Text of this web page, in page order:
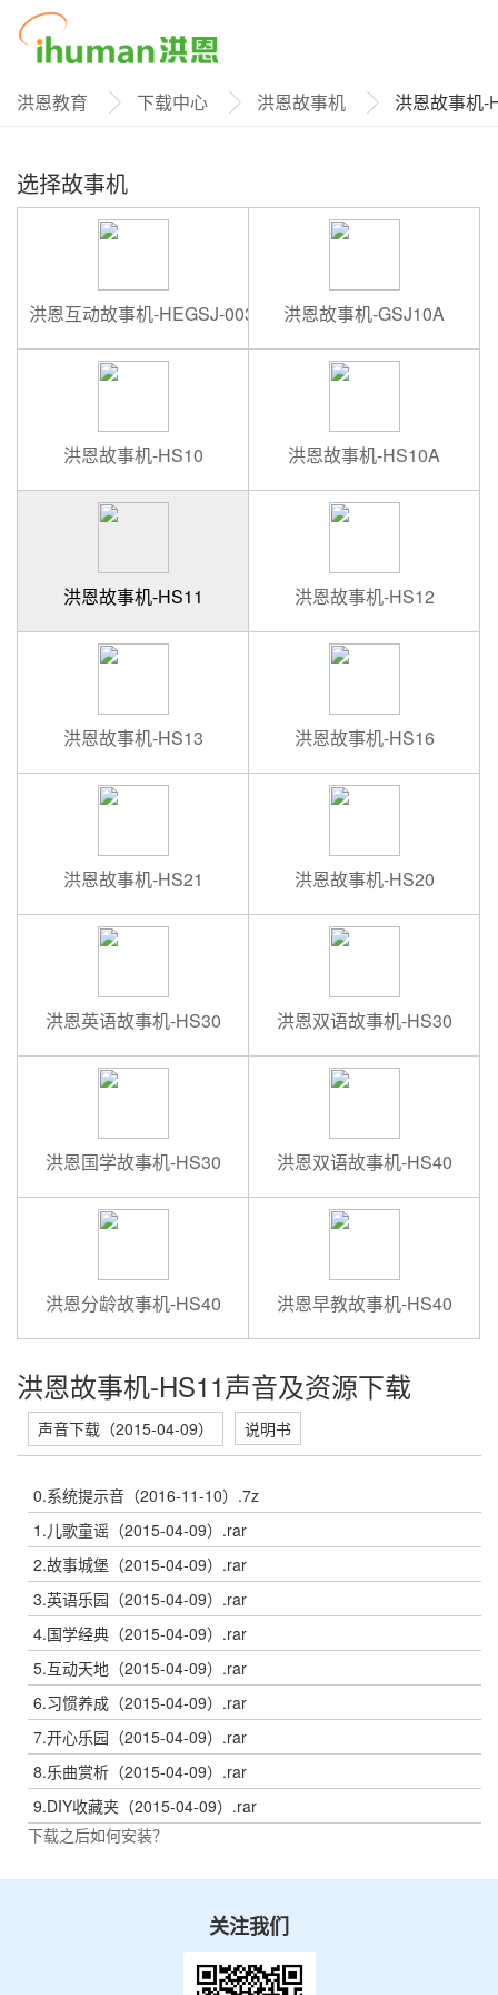
洪恩教育 下载中心 洪恩故事机 洪恩故事机-
选择故事机
洪恩互动故事机-HEGSJ-003 洪恩故事机-GSJ10A
洪恩故事机-HS10 洪恩故事机-HS10A
洪恩故事机-HS11 洪恩故事机-HS12
洪恩故事机-HS13 洪恩故事机-HS16
洪恩故事机-HS21 洪恩故事机-HS20
洪恩英语故事机-HS30 洪恩双语故事机-HS30
洪恩国学故事机-HS30 洪恩双语故事机-HS40
洪恩分龄故事机-HS40 洪恩早教故事机-HS40
洪恩故事机-HS11声音及资源下载
声音下载（2015-04-09） 说明书
0.系统提示音（2016-11-10）.7z
1.儿歌童谣（2015-04-09）.rar
2.故事城堡（2015-04-09）.rar
3.英语乐园（2015-04-09）.rar
4.国学经典（2015-04-09）.rar
5.互动天地（2015-04-09）.rar
6.习惯养成（2015-04-09）.rar
7.开心乐园（2015-04-09）.rar
8.乐曲赏析（2015-04-09）.rar
9.DIY收藏夹（2015-04-09）.rar
下载之后如何安装？
关注我们